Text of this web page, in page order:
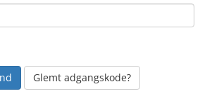
Glemt adgangskode?